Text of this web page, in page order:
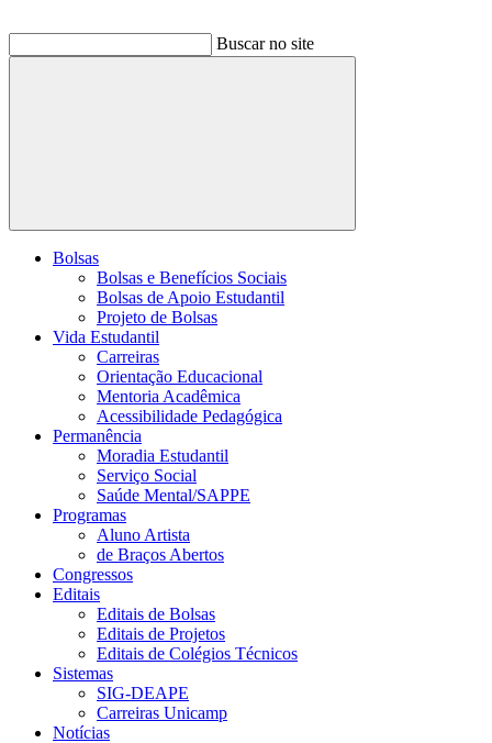
Buscar no site
Buscar
Bolsas
Bolsas e Benefícios Sociais
Bolsas de Apoio Estudantil
Projeto de Bolsas
Vida Estudantil
Carreiras
Orientação Educacional
Mentoria Acadêmica
Acessibilidade Pedagógica
Permanência
Moradia Estudantil
Serviço Social
Saúde Mental/SAPPE
Programas
Aluno Artista
de Braços Abertos
Congressos
Editais
Editais de Bolsas
Editais de Projetos
Editais de Colégios Técnicos
Sistemas
SIG-DEAPE
Carreiras Unicamp
Notícias